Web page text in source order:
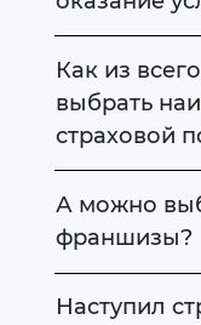
Как из
выбрать
страховой
А можно
франшизы?
Наступил